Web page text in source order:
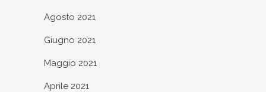
Agosto 2021
Giugno 2021
Maggio 2021
Aprile 2021